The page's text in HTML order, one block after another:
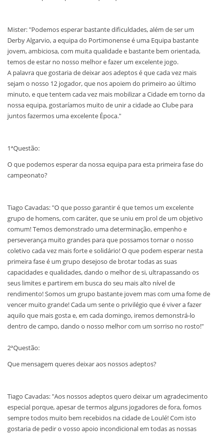
Mister: "Podemos esperar bastante dificuldades, além de ser um
Derby Algarvio, a equipa do Portimonense é uma Equipa bastante
jovem, ambiciosa, com muita qualidade e bastante bem orientada,
temos de estar no nosso melhor e fazer um excelente jogo.
A palavra que gostaria de deixar aos adeptos é que cada vez mais
sejam o nosso 12 jogador, que nos apoiem do primeiro ao último
minuto, e que tentem cada vez mais mobilizar a Cidade em torno da
nossa equipa, gostaríamos muito de unir a cidade ao Clube para
juntos fazermos uma excelente Época."
1ªQuestão:
O que podemos esperar da nossa equipa para esta primeira fase do
campeonato?
Tiago Cavadas: "O que posso garantir é que temos um excelente
grupo de homens, com caráter, que se uniu em prol de um objetivo
comum! Temos demonstrado uma determinação, empenho e
perseverança muito grandes para que possamos tornar o nosso
coletivo cada vez mais forte e solidário! O que podem esperar nesta
primeira fase é um grupo desejoso de brotar todas as suas
capacidades e qualidades, dando o melhor de si, ultrapassando os
seus limites e partirem em busca do seu mais alto nível de
rendimento! Somos um grupo bastante jovem mas com uma fome de
vencer muito grande! Cada um sente o privilégio que é viver a fazer
aquilo que mais gosta e, em cada domingo, iremos demonstrá-lo
dentro de campo, dando o nosso melhor com um sorriso no rosto!"
2ªQuestão:
Que mensagem queres deixar aos nossos adeptos?
Tiago Cavadas: "Aos nossos adeptos quero deixar um agradecimento
especial porque, apesar de termos alguns jogadores de fora, fomos
sempre todos muito bem recebidos na cidade de Loulé! Com isto
gostaria de pedir o vosso apoio incondicional em todas as nossas